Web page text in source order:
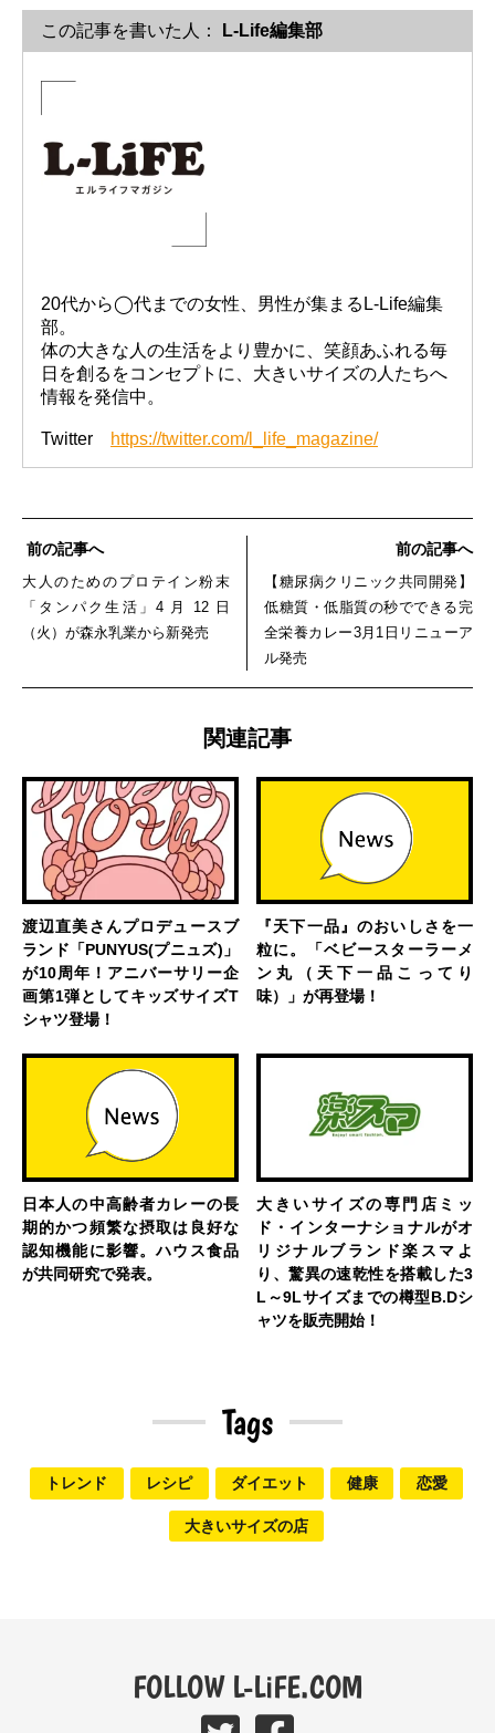
この記事を書いた人： L-Life編集部
20代から◯代までの女性、男性が集まるL-Life編集
部。
体の大きな人の生活をより豊かに、笑顔あふれる毎
日を創るをコンセプトに、大きいサイズの人たちへ
情報を発信中。
Twitter https://twitter.com/l_life_magazine/
前の記事へ
大人のためのプロテイン粉末
「タンパク生活」4 月 12 日
（火）が森永乳業から新発売
前の記事へ
【糖尿病クリニック共同開発】
低糖質・低脂質の秒でできる完
全栄養カレー3月1日リニューア
ル発売
関連記事
渡辺直美さんプロデュースブ
ランド「PUNYUS(プニュズ)」
が10周年！アニバーサリー企
画第1弾としてキッズサイズT
シャツ登場！
『天下一品』のおいしさを一
粒に。「ベビースターラーメ
ン丸（天下一品こってり
味）」が再登場！
日本人の中高齢者カレーの長
期的かつ頻繁な摂取は良好な
認知機能に影響。ハウス食品
が共同研究で発表。
大きいサイズの専門店ミッ
ド・インターナショナルがオ
リジナルブランド楽スマよ
り、驚異の速乾性を搭載した3
L～9Lサイズまでの樽型B.Dシ
ャツを販売開始！
Tags
トレンド レシピ ダイエット 健康 恋愛
大きいサイズの店
FOLLOW L-LiFE.COM